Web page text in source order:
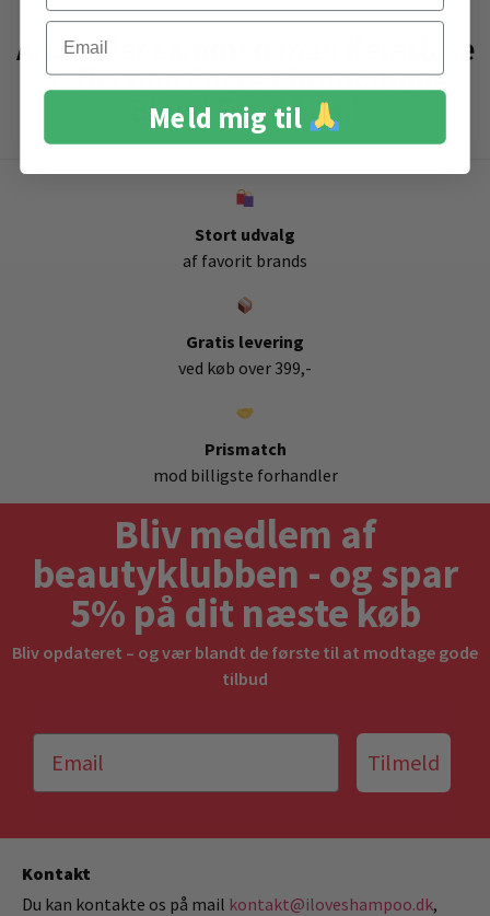
Anbefalet sammen med Kérastase
Reflection Encre Chromatique
Blond Froid 10ml
Stort udvalg
af favorit brands
Gratis levering
ved køb over 399,-
Prismatch
mod billigste forhandler
Bliv medlem af
beautyklubben - og spar
5% på dit næste køb
Bliv opdateret – og vær blandt de første til at modtage gode
tilbud
Tilmeld
Kontakt
Du kan kontakte os på mail kontakt@iloveshampoo.dk,
Email
Meld mig til